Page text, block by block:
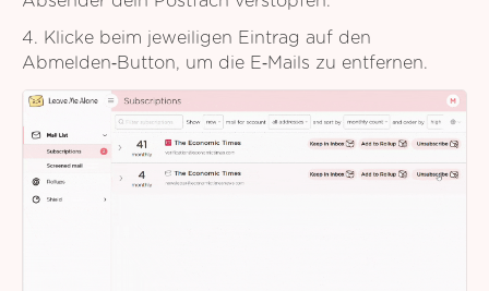
4. Klicke beim jeweiligen Eintrag auf den
Abmelden‑Button, um die E‑Mails zu entfernen.